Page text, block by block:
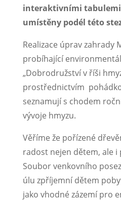
interaktivními tabulemi
umístěny podél této
Realizace úprav zahrady
probíhající
„Dobrodružství v říši
prostřednictvím
seznamují s chodem
vývoje hmyzu.
Věříme že pořízené
radost nejen dětem, ale i
Soubor venkovního
úlu zpříjemní dětem
jako vhodné zázemí pro